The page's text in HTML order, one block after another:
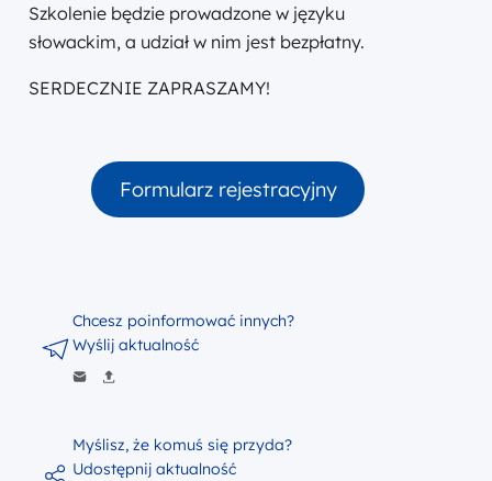
Szkolenie będzie prowadzone w języku
słowackim, a udział w nim jest bezpłatny.
SERDECZNIE ZAPRASZAMY!
Formularz rejestracyjny
Myślisz, że komuś się przyda?
Udostępnij aktualność
Chcesz poinformować innych?
Wyślij aktualność